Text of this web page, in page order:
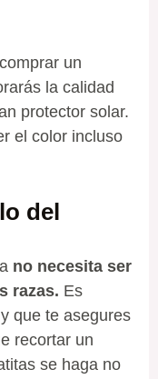
un
la calidad
protector solar.
el color incluso
del
no necesita ser
razas. Es
que te asegures
recortar un
se haga no